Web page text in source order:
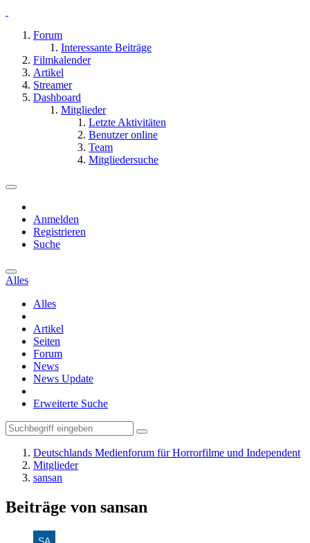
Forum
Interessante Beiträge
Filmkalender
Artikel
Streamer
Dashboard
Mitglieder
Letzte Aktivitäten
Benutzer online
Team
Mitgliedersuche
Anmelden
Registrieren
Suche
Alles
Alles
Artikel
Seiten
Forum
News
News Update
Erweiterte Suche
Deutschlands Medienforum für Horrorfilme und Independent
Mitglieder
sansan
Beiträge von sansan